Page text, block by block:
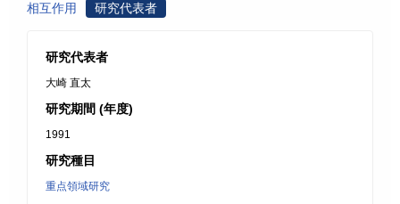
相互作用
研究代表者
研究代表者
大崎 直太
研究期間 (年度)
1991
研究種目
重点領域研究